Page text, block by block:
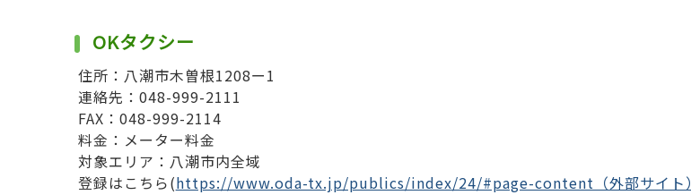
OKタクシー
住所：八潮市木曽根1208ー1
連絡先：048-999-2111
FAX：048-999-2114
料金：メーター料金
対象エリア：八潮市内全域
登録はこちら(https://www.oda-tx.jp/publics/index/24/#page-content（外部サイト）